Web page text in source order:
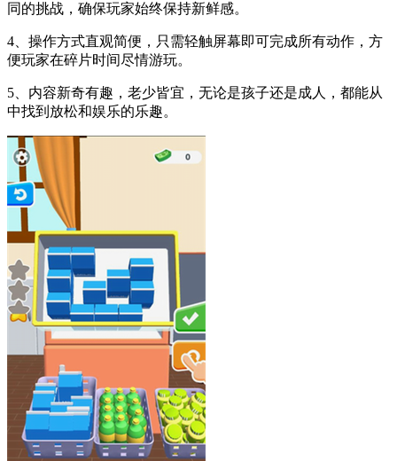
同的挑战，确保玩家始终保持新鲜感。
4、操作方式直观简便，只需轻触屏幕即可完成所有动作，方
便玩家在碎片时间尽情游玩。
5、内容新奇有趣，老少皆宜，无论是孩子还是成人，都能从
中找到放松和娱乐的乐趣。